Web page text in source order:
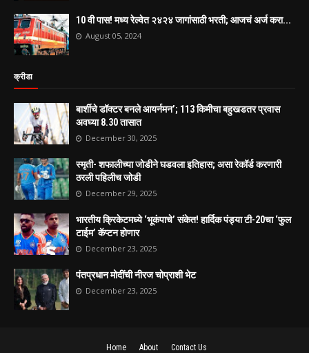
10 वी पास! मध्य रेल्वेत २४२४ जागांसाठी भरती; आजचं अर्ज करा...
August 05, 2024
क्रीडा
बार्शीचे डॉक्टर बनले आयर्नमन’; 113 किमीचा बहुखडतर प्रवास
अवघ्या 8.30 तासात
December 30, 2025
स्मृती- शफालीच्या जोडीने घडवला इतिहास; असा रेकॉर्ड करणारी
ठरली पहिलीच जोडी
December 29, 2025
भारतीय क्रिकेटमध्ये ‘भूकंपाचे’ संकेत! हार्दिक पंड्या टी-20चा ‘फुल
टाईम’ कॅप्टन होणार
December 23, 2025
पंतप्रधान मोदींची नीरज चोप्राशी भेट
December 23, 2025
Home About Contact Us